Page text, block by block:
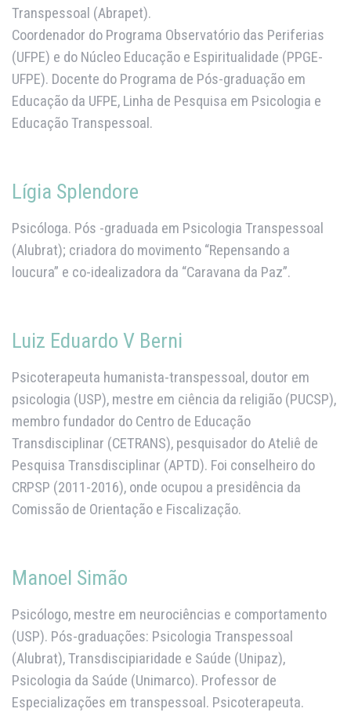
Transpessoal (Abrapet).
Coordenador do Programa Observatório das Periferias
(UFPE) e do Núcleo Educação e Espiritualidade (PPGE-
UFPE). Docente do Programa de Pós-graduação em
Educação da UFPE, Linha de Pesquisa em Psicologia e
Educação Transpessoal.
Lígia Splendore
Psicóloga. Pós -graduada em Psicologia Transpessoal
(Alubrat); criadora do movimento “Repensando a
loucura” e co-idealizadora da “Caravana da Paz”.
Luiz Eduardo V Berni
Psicoterapeuta humanista-transpessoal, doutor em
psicologia (USP), mestre em ciência da religião (PUCSP),
membro fundador do Centro de Educação
Transdisciplinar (CETRANS), pesquisador do Ateliê de
Pesquisa Transdisciplinar (APTD). Foi conselheiro do
CRPSP (2011-2016), onde ocupou a presidência da
Comissão de Orientação e Fiscalização.
Manoel Simão
Psicólogo, mestre em neurociências e comportamento
(USP). Pós-graduações: Psicologia Transpessoal
(Alubrat), Transdiscipiaridade e Saúde (Unipaz),
Psicologia da Saúde (Unimarco). Professor de
Especializações em transpessoal. Psicoterapeuta.